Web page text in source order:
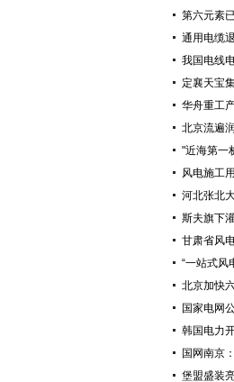
第六元素
通用电缆
我国电线
定襄天宝
华舟重工
北京流遍
"近海第一
风电施工
河北张北
斯夫旗下
甘肃省风
“一站式风
北京加快
国家电网
韩国电力
国网南京
堡盟盛装